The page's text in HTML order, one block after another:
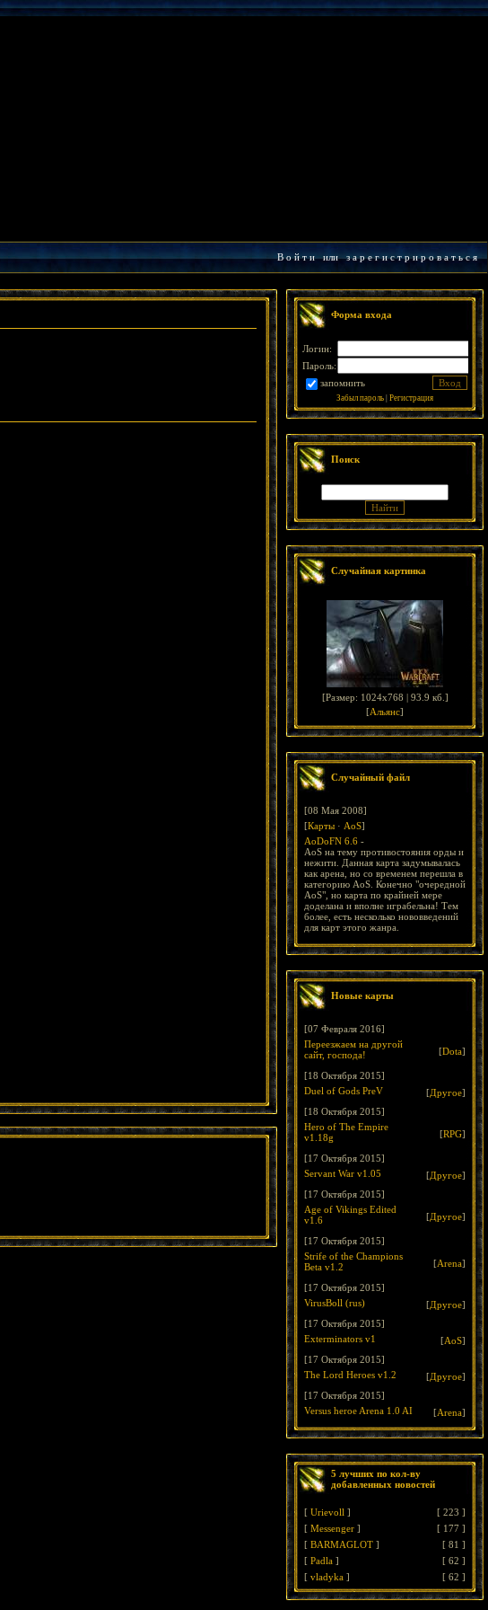
В о й т иилиз а р е г и с т р и р о в а т ь с я
Форма входа
Логин:
Пароль:
запомнить
Забыл пароль Регистрация
Поиск
Случайная картинка
[Размер: 1024x768 | 93.9 кб. ]
[Альянс]
Случайный файл
[08 Мая 2008]
[Карты · AoS]
AoDoFN 6.6 -
AoS на тему противостояния орды и
нежити. Данная карта задумывалась
как арена, но со временем перешла в
категорию AoS. Конечно "очередной
AoS", но карта по крайней мере
доделана и вполне играбельна! Тем
более, есть несколько нововведений
для карт этого жанра.
Новые карты
[07 Февраля 2016]
Переезжаем на другой
сайт, господа!
[Dota]
[18 Октября 2015]
Duel of Gods PreV
[Другое]
[18 Октября 2015]
Hero of The Empire
v1.18g
[RPG]
[17 Октября 2015]
Servant War v1.05
[Другое]
[17 Октября 2015]
Age of Vikings Edited
v1.6
[Другое]
[17 Октября 2015]
Strife of the Champions
Beta v1.2
[Arena]
[17 Октября 2015]
VirusBoll (rus)
[Другое]
[17 Октября 2015]
Exterminators v1
[AoS]
[17 Октября 2015]
The Lord Heroes v1.2
[Другое]
[17 Октября 2015]
Versus heroe Arena 1.0 AI
[Arena]
5 лучших по кол-ву
добавленных новостей
[ Urievoll ] [ 223 ]
[ Messenger ] [ 177 ]
[ BARMAGLOT ] [ 81 ]
[ Padla ] [ 62 ]
[ vladyka ] [ 62 ]